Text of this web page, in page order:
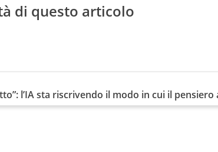
di questo articolo
l’IA sta riscrivendo il modo in cui il